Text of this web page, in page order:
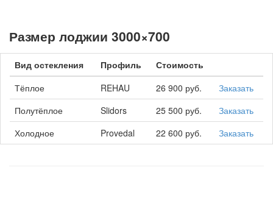
Размер лоджии 3000×700
Вид остекления Профиль
Стоимость
Тёплое
REHAU 26 900 руб.
Заказать
Полутёплое
Slidors 25 500 руб.
Заказать
Холодное
Provedal 22 600 руб. Заказать